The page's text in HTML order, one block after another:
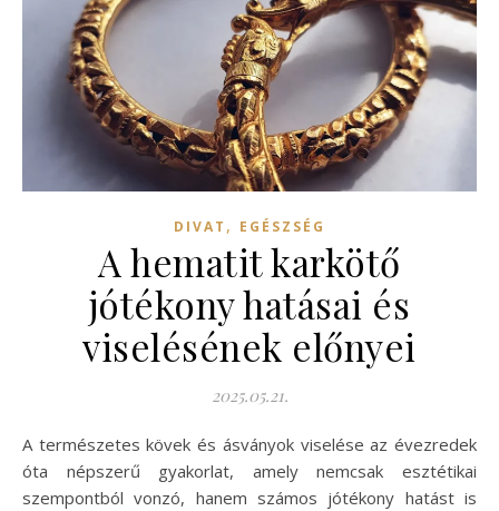
DIVAT , EGÉSZSÉG
A hematit karkötő
jótékony hatásai és
viselésének előnyei
2025.05.21.
A természetes kövek és ásványok viselése az évezredek
óta népszerű gyakorlat, amely nemcsak esztétikai
szempontból vonzó, hanem számos jótékony hatást is